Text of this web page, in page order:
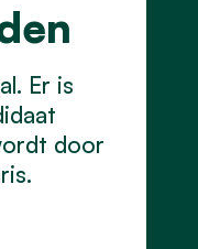
Er is
door